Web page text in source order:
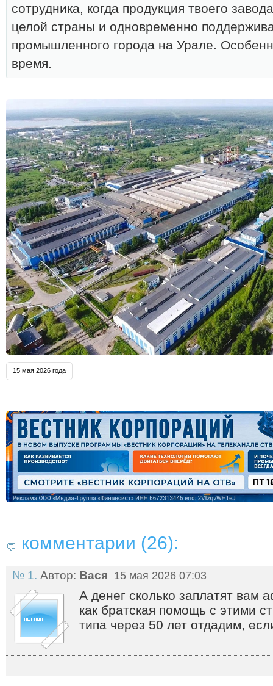
сотрудника, когда продукция твоего
целой страны и одновременно
промышленного города на Урале.
время.
15 мая 2026 года
комментарии (26):
№ 1. Автор: Вася 15 мая 2026 07:03
А денег сколько заплатят вам
как братская помощь с этими
типа через 50 лет отдадим,